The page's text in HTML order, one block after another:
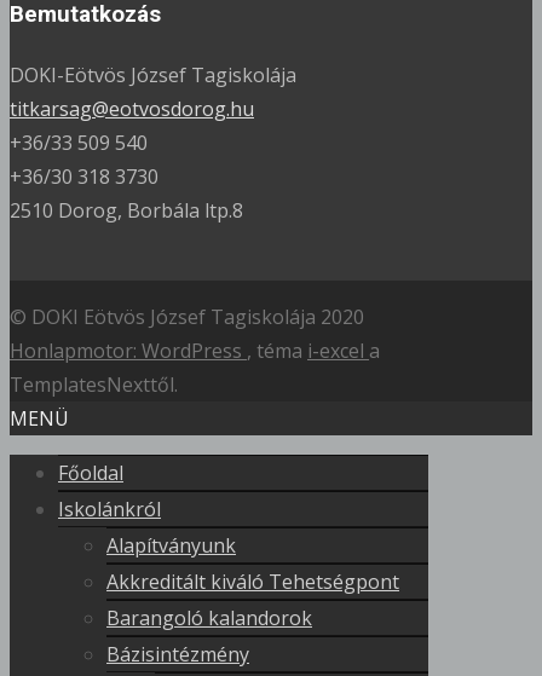
Bemutatkozás
DOKI-Eötvös József Tagiskolája
titkarsag@eotvosdorog.hu
+36/33 509 540
+36/30 318 3730
2510 Dorog, Borbála ltp.8
© DOKI Eötvös József Tagiskolája 2020
Honlapmotor: WordPress , téma i-excel a
TemplatesNexttől.
MENÜ
Főoldal
Iskolánkról
Alapítványunk
Akkreditált kiváló Tehetségpont
Barangoló kalandorok
Bázisintézmény